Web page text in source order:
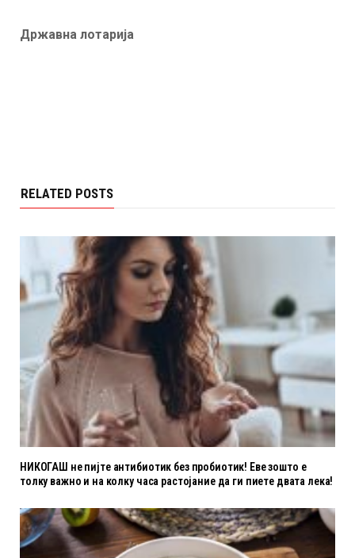
Државна лотарија
RELATED POSTS
НИКОГАШ не пијте антибиотик без пробиотик! Еве зошто е
толку важно и на колку часа растојание да ги пиете двата лека!